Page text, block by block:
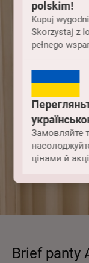
polskim!
Kupuj
Skorzystaj z
pełnego
Замовляйте
цінами й
Brief panty